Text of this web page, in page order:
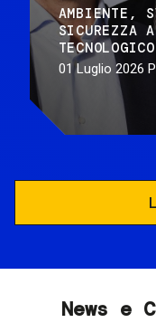
AMBIENTE
SICUREZZA
01 Luglio 2026
News e